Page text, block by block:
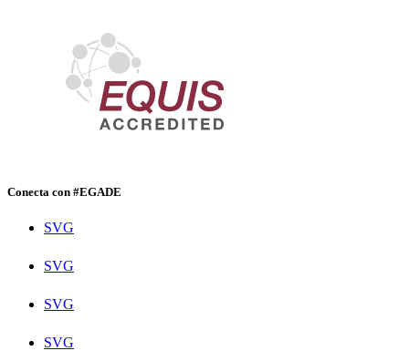
Conecta con #EGADE
SVG
SVG
SVG
SVG